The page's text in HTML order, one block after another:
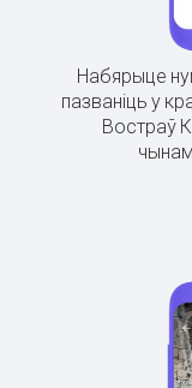
Набярыце
пазваніць у
Востраў